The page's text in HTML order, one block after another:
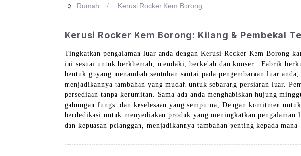
>> Rumah Kerusi Rocker Kem Borong
Kerusi Rocker Kem Borong: Kilang & Pembekal
Tingkatkan pengalaman luar anda dengan Kerusi Rocker Kem Borong
ini sesuai untuk berkhemah, mendaki, berkelah dan konsert. Fabrik
bentuk goyang menambah sentuhan santai pada pengembaraan luar
menjadikannya tambahan yang mudah untuk sebarang persiaran luar.
persediaan tanpa kerumitan. Sama ada anda menghabiskan hujung
gabungan fungsi dan keselesaan yang sempurna, Dengan komitmen
berdedikasi untuk menyediakan produk yang meningkatkan
dan kepuasan pelanggan, menjadikannya tambahan penting kepada